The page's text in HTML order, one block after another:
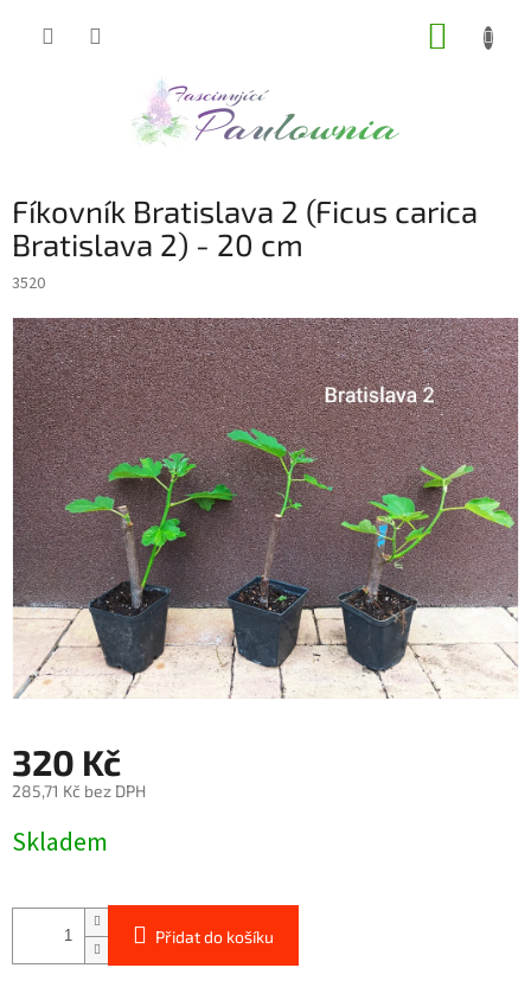
Fíkovník Bratislava 2 (Ficus carica
Bratislava 2) - 20 cm
3520
320 Kč
285,71 Kč bez DPH
cena:
Skladem
Přidat do košíku